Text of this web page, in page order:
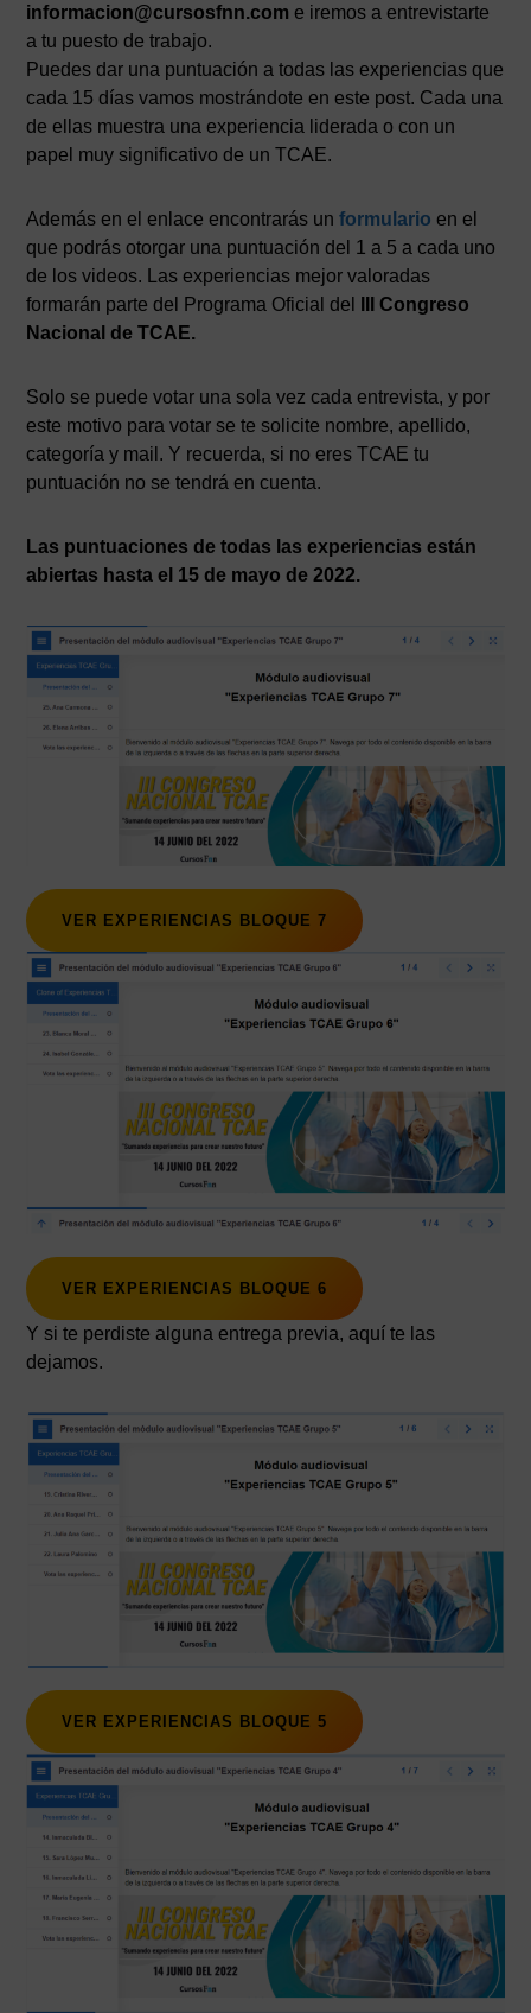
informacion@cursosfnn.com e iremos a entrevistarte
a tu puesto de trabajo.
Puedes dar una puntuación a todas las experiencias que
cada 15 días vamos mostrándote en este post. Cada una
de ellas muestra una experiencia liderada o con un
papel muy significativo de un TCAE.
Además en el enlace encontrarás un formulario en el
que podrás otorgar una puntuación del 1 a 5 a cada uno
de los videos. Las experiencias mejor valoradas
formarán parte del Programa Oficial del
III Congreso
Nacional de TCAE.
Solo se puede votar una sola vez cada entrevista, y por
este motivo para votar se te solicite nombre, apellido,
categoría y mail. Y recuerda, si no eres TCAE tu
puntuación no se tendrá en cuenta.
Las puntuaciones de todas las experiencias están
abiertas hasta el 15 de mayo de 2022.
VER EXPERIENCIAS BLOQUE 7
VER EXPERIENCIAS BLOQUE 6
Y si te perdiste alguna entrega previa, aquí te las
dejamos.
VER EXPERIENCIAS BLOQUE 5